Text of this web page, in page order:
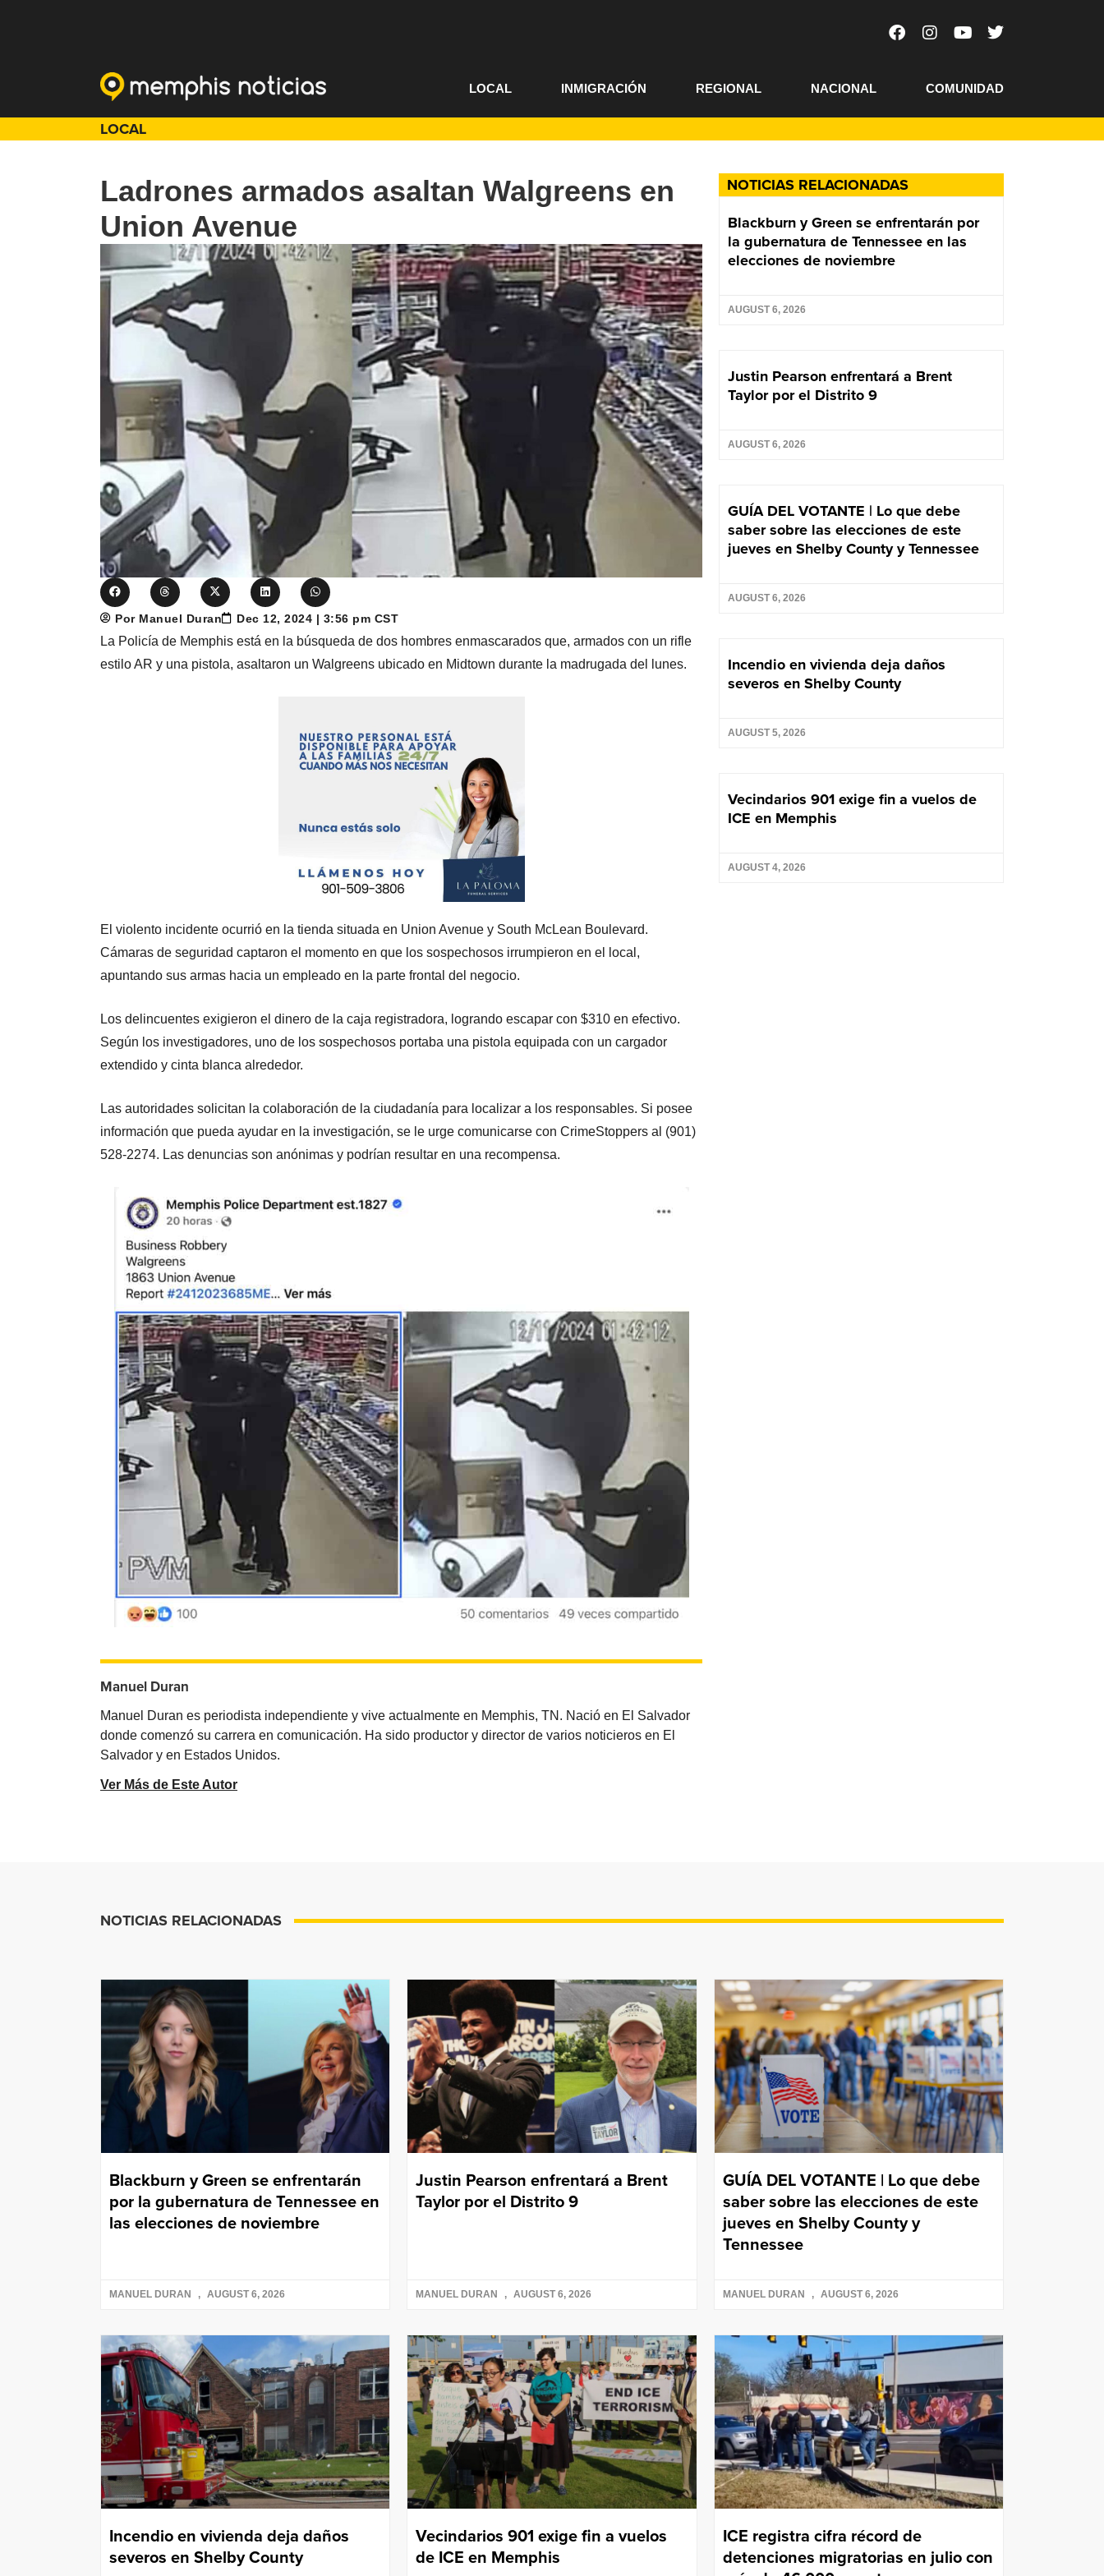
LOCAL INMIGRACIÓN REGIONAL NACIONAL COMUNIDAD
LOCAL
NOTICIAS RELACIONADAS
Blackburn y Green se enfrentarán por
la gubernatura de Tennessee en las
elecciones de noviembre
AUGUST 6, 2026
Justin Pearson enfrentará a Brent
Taylor por el Distrito 9
AUGUST 6, 2026
GUÍA DEL VOTANTE | Lo que debe
saber sobre las elecciones de este
jueves en Shelby County y Tennessee
AUGUST 6, 2026
Incendio en vivienda deja daños
severos en Shelby County
AUGUST 5, 2026
Vecindarios 901 exige fin a vuelos de
ICE en Memphis
AUGUST 4, 2026
Ladrones armados asaltan Walgreens en
Union Avenue
Por Manuel Duran Dec 12, 2024 | 3:56 pm CST
La Policía de Memphis está en la búsqueda de dos hombres enmascarados que, armados con un rifle
estilo AR y una pistola, asaltaron un Walgreens ubicado en Midtown durante la madrugada del lunes.
El violento incidente ocurrió en la tienda situada en Union Avenue y South McLean Boulevard.
Cámaras de seguridad captaron el momento en que los sospechosos irrumpieron en el local,
apuntando sus armas hacia un empleado en la parte frontal del negocio.
Los delincuentes exigieron el dinero de la caja registradora, logrando escapar con $310 en efectivo.
Según los investigadores, uno de los sospechosos portaba una pistola equipada con un cargador
extendido y cinta blanca alrededor.
Las autoridades solicitan la colaboración de la ciudadanía para localizar a los responsables. Si posee
información que pueda ayudar en la investigación, se le urge comunicarse con CrimeStoppers al (901)
528-2274. Las denuncias son anónimas y podrían resultar en una recompensa.
Manuel Duran
Manuel Duran es periodista independiente y vive actualmente en Memphis, TN. Nació en El Salvador
donde comenzó su carrera en comunicación. Ha sido productor y director de varios noticieros en El
Salvador y en Estados Unidos.
Ver Más de Este Autor
NOTICIAS RELACIONADAS
Blackburn y Green se enfrentarán
por la gubernatura de Tennessee en
las elecciones de noviembre
MANUEL DURAN AUGUST 6, 2026
Justin Pearson enfrentará a Brent
Taylor por el Distrito 9
MANUEL DURAN AUGUST 6, 2026
GUÍA DEL VOTANTE | Lo que debe
saber sobre las elecciones de este
jueves en Shelby County y
Tennessee
MANUEL DURAN AUGUST 6, 2026
Incendio en vivienda deja daños
severos en Shelby County
Vecindarios 901 exige fin a vuelos
de ICE en Memphis
ICE registra cifra récord de
detenciones migratorias en julio con